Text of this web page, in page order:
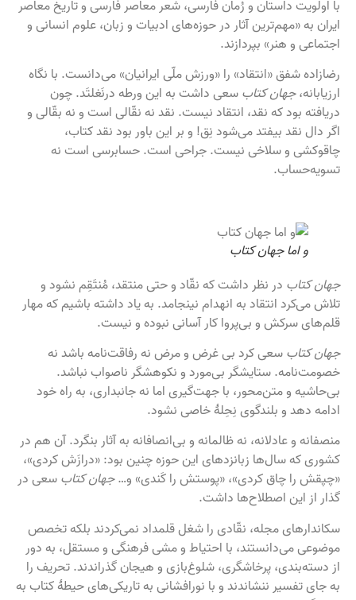
با اولویت داستان و رُمان فارسی، شعر معاصر فارسی و تاریخ معاصر
ایران به «مهم‌ترین آثار در حوزه‌های ادبیات و زبان، علوم انسانی و
اجتماعی و هنر» بپردازند.
رضازاده شفق «انتقاد» را «ورزش ملّی ایرانیان» می‌دانست. با نگاه
ارزیابانه،جهان کتاب سعی داشت به این ورطه درنَغلتَد. چون
دریافته بود که نقد، انتقاد نیست. نقد نه نقّالی است و نه بقّالی و
اگر دال نقد بیفتد می‌شود نِق! و بر این باور بود نقد کتاب،
چاقوکشی و سلاخی نیست. جراحی است. حسابرسی است نه
تسویه‌حساب.
و اما جهان کتاب
جهان کتاب در نظر داشت که نقّاد و حتی منتقد، مُنتَقِم نشود و
تلاش می‌کرد انتقاد به انهدام نینجامد. به یاد داشته باشیم که مهار
قلم‌های سرکش و بی‌پروا کار آسانی نبوده و نیست.
جهان کتاب سعی کرد بی ‌غرض و مرض نه رفاقت‌نامه باشد نه
خصومت‌نامه. ستایشگر بی‌مورد و نکوهشگر ناصواب نباشد.
بی‌حاشیه و متن‌محور، با جهت‌گیری اما نه جانبداری، به راه خود
ادامه دهد و بلندگوی نِحِلهٔ خاصی نشود.
منصفانه و عادلانه، نه ظالمانه و بی‌انصافانه به آثار بنگرد. آن هم در
کشوری که سال‌ها زبانزدهای این حوزه چنین بود: «درازَش کردی»،
«چپقش را چاق کردی»، «پوستش را کَندی» و…جهان کتاب سعی در
گذار از این اصطلاح‌ها داشت.
سکاندارهای مجله، نقّادی را شغل قلمداد نمی‌کردند بلکه تخصص
موضوعی می‌دانستند، با احتیاط و مشی فرهنگی و مستقل، به دور
از دسته‌بندی، پرخاشگری، شلوغ‌بازی و هیجان گذراندند. تحریف را
به ‌جای تفسیر ننشاندند و با نورافشانی به تاریکی‌های حیطهٔ کتاب به